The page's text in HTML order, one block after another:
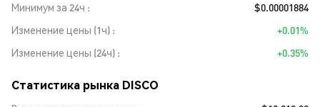
Минимум за 24ч
$0.00001884
Изменение цены (1ч)
+0.01%
Изменение цены (24ч)
+0.35%
Статистика рынка DISCO